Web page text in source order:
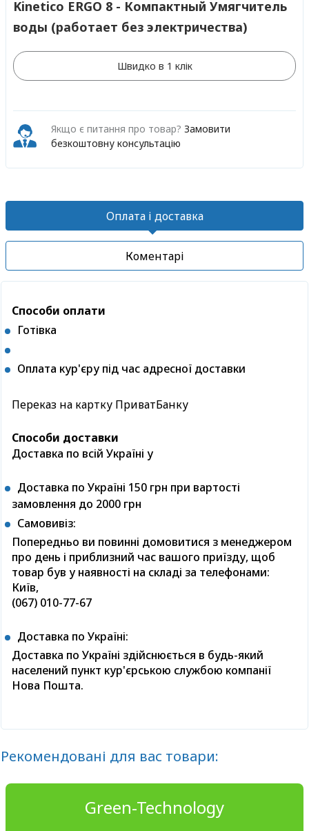
Kinetico ERGO 8 - Компактный Умягчитель
воды (работает без электричества)
Швидко в 1 клік
Якщо є питання про товар? Замовити
безкоштовну консультацію
Оплата і доставка
Коментарі
Способи оплати
Готівка
Оплата кур'єру під час адресної доставки
Переказ на картку ПриватБанку
Способи доставки
Доставка по всій Україні у
Доставка по Україні 150 грн при вартості
замовлення до 2000 грн
Самовивіз:
Попередньо ви повинні домовитися з менеджером
про день і приблизний час вашого приїзду, щоб
товар був у наявності на складі за телефонами:
Київ,
(067) 010-77-67
Доставка по Україні:
Доставка по Україні здійснюється в будь-який
населений пункт кур'єрською службою компанії
Нова Пошта.
Рекомендовані для вас товари:
Green-Technology